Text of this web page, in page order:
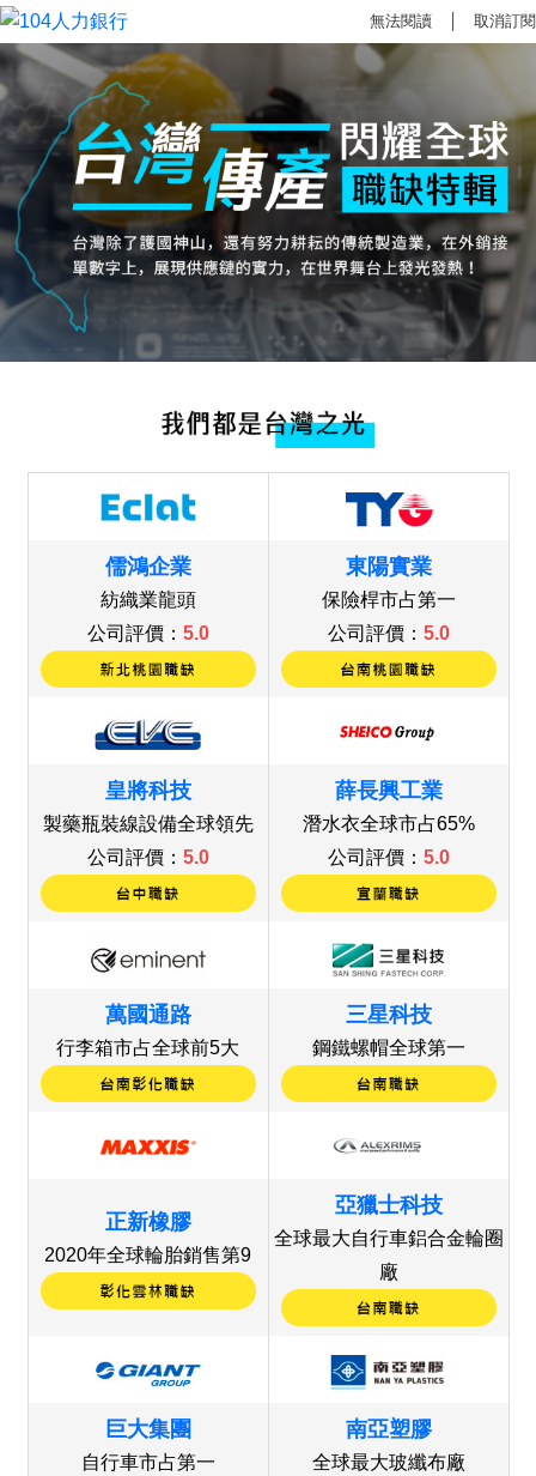
無法閱讀 取消訂閱
儒鴻企業
紡織業龍頭
公司評價： 5.0
東陽實業
保險桿市占第一
公司評價： 5.0
皇將科技
製藥瓶裝線設備全球領先
公司評價： 5.0
薛長興工業
潛水衣全球市占65%
公司評價： 5.0
萬國通路
行李箱市占全球前5大
三星科技
鋼鐵螺帽全球第一
正新橡膠
2020年全球輪胎銷售第9
亞獵士科技
全球最大自行車鋁合金輪圈
廠
巨大集團
自行車市占第一
南亞塑膠
全球最大玻纖布廠